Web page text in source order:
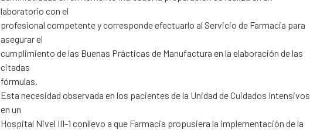
laboratorio con el
profesional competente y corresponde efectuarlo al Servicio de Farmacia para
asegurar el
cumplimiento de las Buenas Prácticas de Manufactura en la elaboración de las
citadas
fórmulas.
Esta necesidad observada en los pacientes de la Unidad de Cuidados Intensivos
en un
Hospital Nivel III-1 conllevo a que Farmacia propusiera la implementación de la